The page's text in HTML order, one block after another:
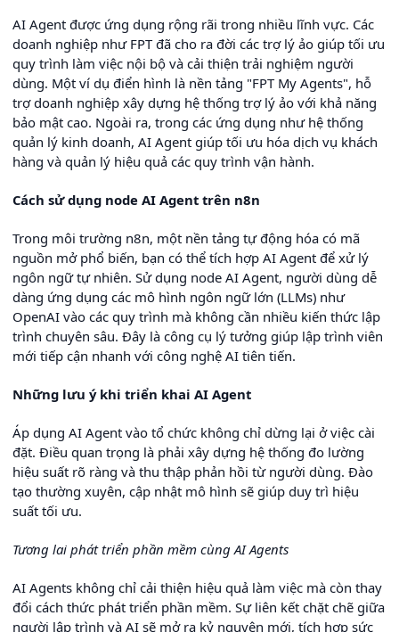
AI Agent được ứng dụng rộng rãi trong nhiều lĩnh vực. Các
doanh nghiệp như FPT đã cho ra đời các trợ lý ảo giúp tối ưu
quy trình làm việc nội bộ và cải thiện trải nghiệm người
dùng. Một ví dụ điển hình là nền tảng "FPT My Agents", hỗ
trợ doanh nghiệp xây dựng hệ thống trợ lý ảo với khả năng
bảo mật cao. Ngoài ra, trong các ứng dụng như hệ thống
quản lý kinh doanh, AI Agent giúp tối ưu hóa dịch vụ khách
hàng và quản lý hiệu quả các quy trình vận hành.
Cách sử dụng node AI Agent trên n8n
Trong môi trường n8n, một nền tảng tự động hóa có mã
nguồn mở phổ biến, bạn có thể tích hợp AI Agent để xử lý
ngôn ngữ tự nhiên. Sử dụng node AI Agent, người dùng dễ
dàng ứng dụng các mô hình ngôn ngữ lớn (LLMs) như
OpenAI vào các quy trình mà không cần nhiều kiến thức lập
trình chuyên sâu. Đây là công cụ lý tưởng giúp lập trình viên
mới tiếp cận nhanh với công nghệ AI tiên tiến.
Những lưu ý khi triển khai AI Agent
Áp dụng AI Agent vào tổ chức không chỉ dừng lại ở việc cài
đặt. Điều quan trọng là phải xây dựng hệ thống đo lường
hiệu suất rõ ràng và thu thập phản hồi từ người dùng. Đào
tạo thường xuyên, cập nhật mô hình sẽ giúp duy trì hiệu
suất tối ưu.
Tương lai phát triển phần mềm cùng AI Agents
AI Agents không chỉ cải thiện hiệu quả làm việc mà còn thay
đổi cách thức phát triển phần mềm. Sự liên kết chặt chẽ giữa
người lập trình và AI sẽ mở ra kỷ nguyên mới, tích hợp sức